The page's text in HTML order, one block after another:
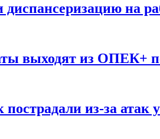
на
выходят из ОПЕК+
из-за